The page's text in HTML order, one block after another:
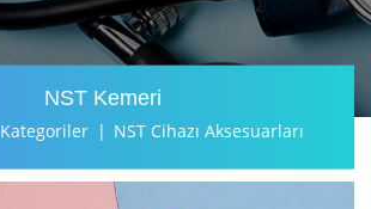
NST Kemeri
Kategoriler NST Cihazı Aksesuarları